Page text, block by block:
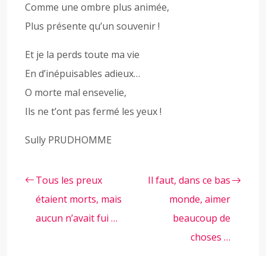
Comme une ombre plus animée,
Plus présente qu’un souvenir !
Et je la perds toute ma vie
En d’inépuisables adieux…
O morte mal ensevelie,
Ils ne t’ont pas fermé les yeux !
Sully PRUDHOMME
Tous les preux
étaient morts, mais
aucun n’avait fui …
Il faut, dans ce bas
monde, aimer
beaucoup de
choses …